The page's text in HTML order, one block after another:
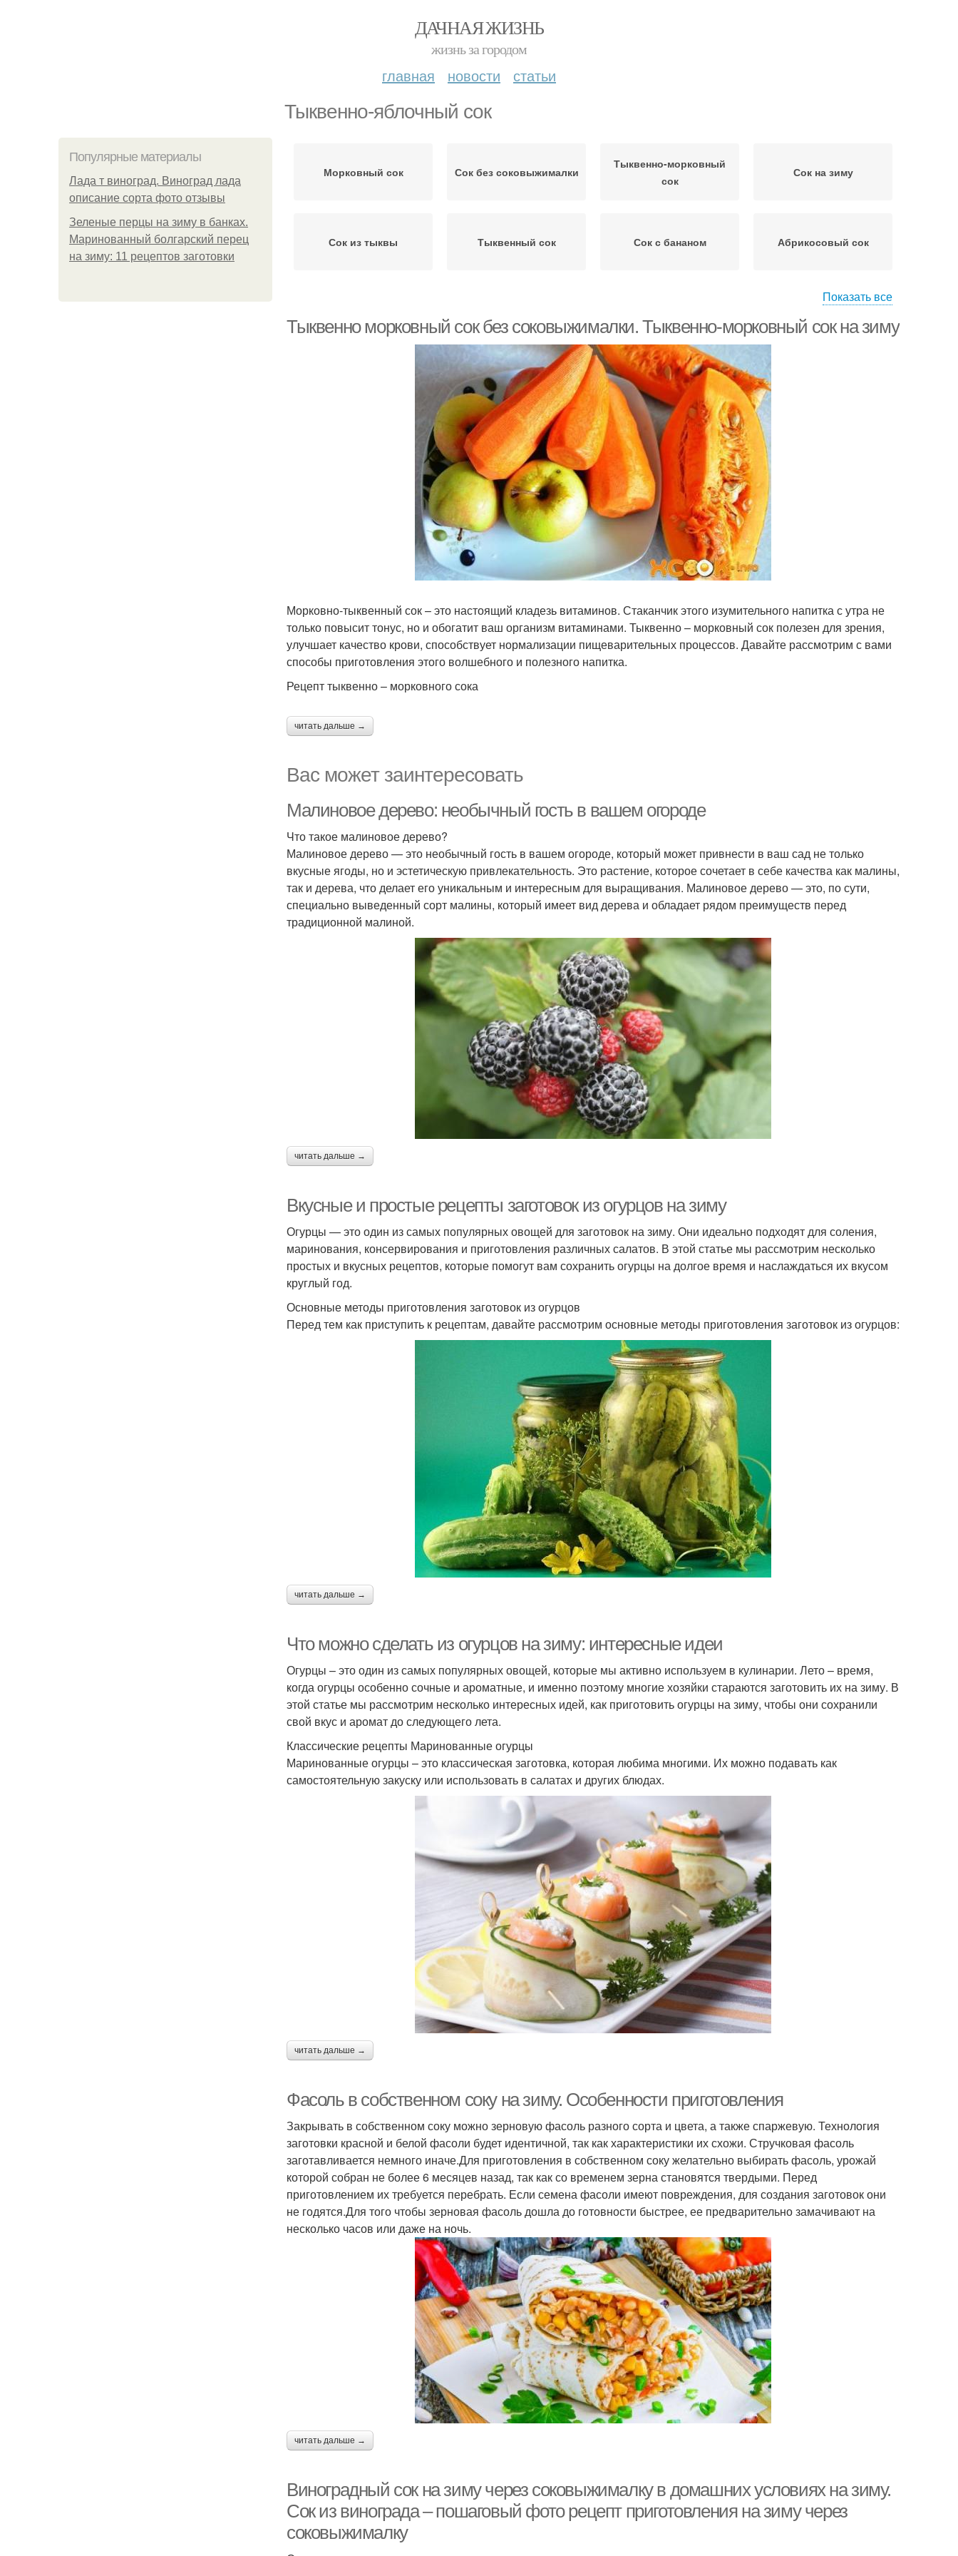
ДАЧНАЯ ЖИЗНЬ
жизнь за городом
главная новости статьи
Тыквенно-яблочный сок
Популярные материалы
Лада т виноград. Виноград лада
описание сорта фото отзывы
Зеленые перцы на зиму в банках.
Маринованный болгарский перец
на зиму: 11 рецептов заготовки
Морковный сок Сок без соковыжималки
Тыквенно-морковный
сок
Сок на зиму
Сок из тыквы Тыквенный сок Сок с бананом Абрикосовый сок
Показать все
Тыквенно морковный сок без соковыжималки. Тыквенно-морковный сок на зиму
Морковно-тыквенный сок – это настоящий кладезь витаминов. Стаканчик этого изумительного напитка с утра не
только повысит тонус, но и обогатит ваш организм витаминами. Тыквенно – морковный сок полезен для зрения,
улучшает качество крови, способствует нормализации пищеварительных процессов. Давайте рассмотрим с вами
способы приготовления этого волшебного и полезного напитка.
Рецепт тыквенно – морковного сока
читать дальше →
Вас может заинтересовать
Малиновое дерево: необычный гость в вашем огороде
Что такое малиновое дерево?
Малиновое дерево — это необычный гость в вашем огороде, который может привнести в ваш сад не только
вкусные ягоды, но и эстетическую привлекательность. Это растение, которое сочетает в себе качества как малины,
так и дерева, что делает его уникальным и интересным для выращивания. Малиновое дерево — это, по сути,
специально выведенный сорт малины, который имеет вид дерева и обладает рядом преимуществ перед
традиционной малиной.
читать дальше →
Вкусные и простые рецепты заготовок из огурцов на зиму
Огурцы — это один из самых популярных овощей для заготовок на зиму. Они идеально подходят для соления,
маринования, консервирования и приготовления различных салатов. В этой статье мы рассмотрим несколько
простых и вкусных рецептов, которые помогут вам сохранить огурцы на долгое время и наслаждаться их вкусом
круглый год.
Основные методы приготовления заготовок из огурцов
Перед тем как приступить к рецептам, давайте рассмотрим основные методы приготовления заготовок из огурцов:
читать дальше →
Что можно сделать из огурцов на зиму: интересные идеи
Огурцы – это один из самых популярных овощей, которые мы активно используем в кулинарии. Лето – время,
когда огурцы особенно сочные и ароматные, и именно поэтому многие хозяйки стараются заготовить их на зиму. В
этой статье мы рассмотрим несколько интересных идей, как приготовить огурцы на зиму, чтобы они сохранили
свой вкус и аромат до следующего лета.
Классические рецепты Маринованные огурцы
Маринованные огурцы – это классическая заготовка, которая любима многими. Их можно подавать как
самостоятельную закуску или использовать в салатах и других блюдах.
читать дальше →
Фасоль в собственном соку на зиму. Особенности приготовления
Закрывать в собственном соку можно зерновую фасоль разного сорта и цвета, а также спаржевую. Технология
заготовки красной и белой фасоли будет идентичной, так как характеристики их схожи. Стручковая фасоль
заготавливается немного иначе.Для приготовления в собственном соку желательно выбирать фасоль, урожай
которой собран не более 6 месяцев назад, так как со временем зерна становятся твердыми. Перед
приготовлением их требуется перебрать. Если семена фасоли имеют повреждения, для создания заготовок они
не годятся.Для того чтобы зерновая фасоль дошла до готовности быстрее, ее предварительно замачивают на
несколько часов или даже на ночь.
читать дальше →
Виноградный сок на зиму через соковыжималку в домашних условиях на зиму.
Сок из винограда – пошаговый фото рецепт приготовления на зиму через
соковыжималку